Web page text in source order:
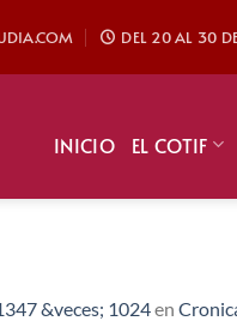
DEL 20 AL 30
INICIO EL COTIF
&veces; 1024en